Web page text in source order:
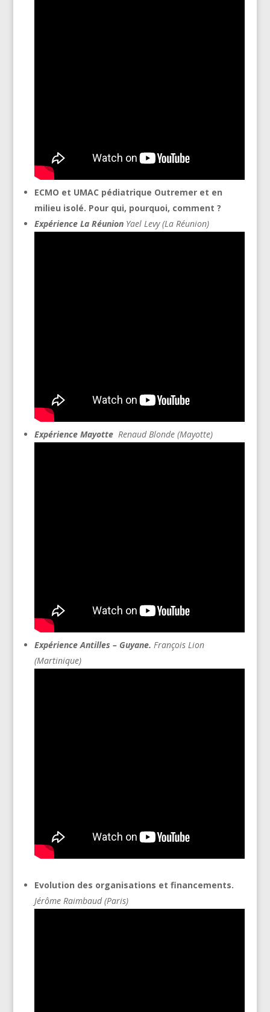
ECMO et UMAC pédiatrique Outremer et en
milieu isolé. Pour qui, pourquoi, comment ?
Expérience La Réunion Yael Levy (La Réunion)
Expérience Mayotte Renaud Blonde (Mayotte)
Expérience Antilles – Guyane. François Lion
(Martinique)
Evolution des organisations et financements.
Jérôme Raimbaud (Paris)